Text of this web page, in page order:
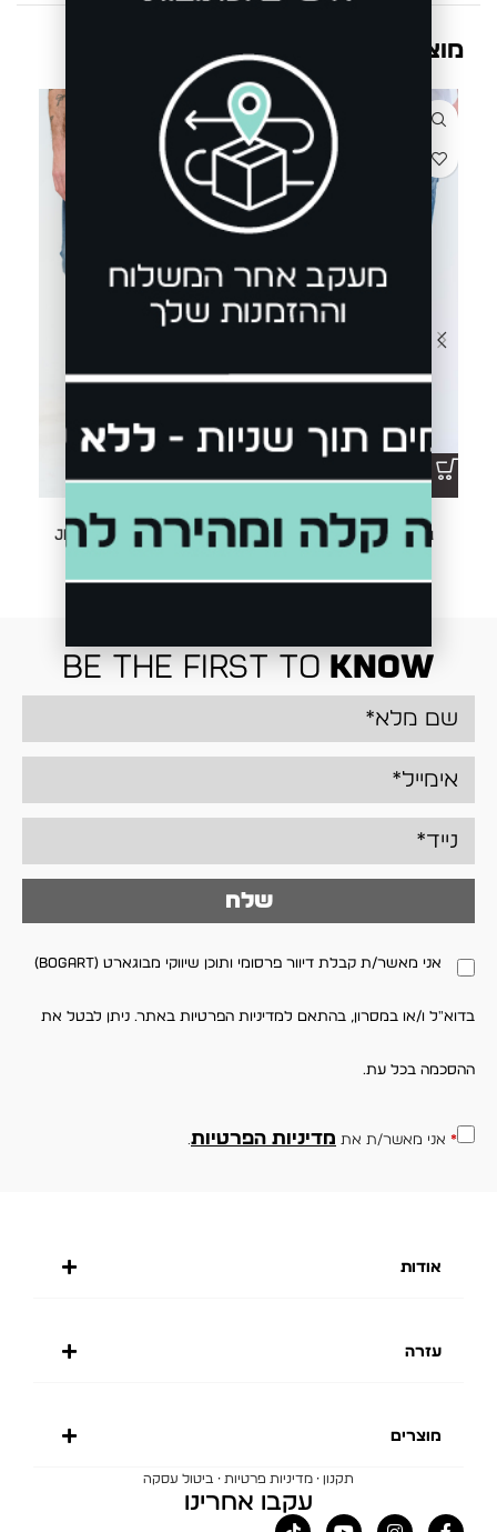
מוצרים קשורים
ג'ינס DECLAN D051 BB
₪349.00
ג'ינס JEANS JOGG B-310
₪349.00
be the first toknow
אני מאשר/ת קבלת דיוור פרסומי ותוכן שיווקי מבוגארט (BOGART)
בדוא"ל ו/או במסרון, בהתאם למדיניות הפרטיות באתר. ניתן לבטל את
ההסכמה בכל עת.
שלח
* אני מאשר/ת את מדיניות הפרטיות.
אודות
עזרה
מוצרים
תקנון · מדיניות פרטיות · ביטול עסקה
עקבו אחרינו